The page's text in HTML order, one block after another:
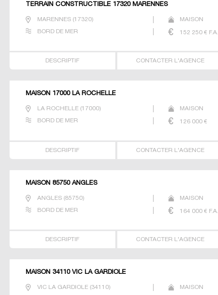
TERRAIN CONSTRUCTIBLE 17320 MARENNES
MARENNES(17320) MAISON
BORD DE MER 152 250€ F.A.I
DESCRIPTIF CONTACTER L'AGENCE
MAISON 17000 LA ROCHELLE
LA ROCHELLE(17000) MAISON
BORD DE MER 126 000€
DESCRIPTIF CONTACTER L'AGENCE
MAISON 85750 ANGLES
ANGLES(85750) MAISON
BORD DE MER 164 000€ F.A.I
DESCRIPTIF CONTACTER L'AGENCE
MAISON 34110 VIC LA GARDIOLE
VIC LA GARDIOLE(34110) MAISON